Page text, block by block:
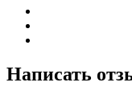
Написать